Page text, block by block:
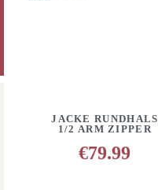
JACKE RUNDHALS
1/2 ARM ZIPPER
€79.99